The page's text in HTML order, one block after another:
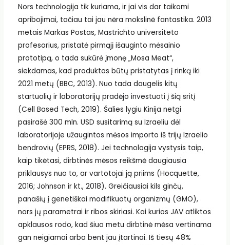
Nors technologija tik kuriama, ir jai vis dar taikomi
apribojimai, tačiau tai jau nėra mokslinė fantastika. 2013
metais Markas Postas, Mastrichto universiteto
profesorius, pristatė pirmąjį išauginto mėsainio
prototipą, o tada sukūrė įmonę „Mosa Meat“,
siekdamas, kad produktas būtų pristatytas į rinką iki
2021 metų (BBC, 2013). Nuo tada daugelis kitų
startuolių ir laboratorijų pradėjo investuoti į šią sritį
(Cell Based Tech, 2019). Šalies lygiu Kinija netgi
pasirašė 300 mln. USD susitarimą su Izraeliu dėl
laboratorijoje užaugintos mėsos importo iš trijų Izraelio
bendrovių (EPRS, 2018). Jei technologija vystysis taip,
kaip tikėtasi, dirbtinės mėsos reikšmė daugiausia
priklausys nuo to, ar vartotojai ją priims (Hocquette,
2016; Johnson ir kt., 2018). Greičiausiai kils ginčų,
panašių į genetiškai modifikuotų organizmų (GMO),
nors jų parametrai ir ribos skiriasi. Kai kurios JAV atliktos
apklausos rodo, kad šiuo metu dirbtinė mėsa vertinama
gan neigiamai arba bent jau įtartinai. Iš tiesų 48%